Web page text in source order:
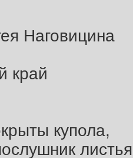
Наговицина
край
купола,
листья